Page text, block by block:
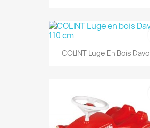
COLINT Luge En Bois